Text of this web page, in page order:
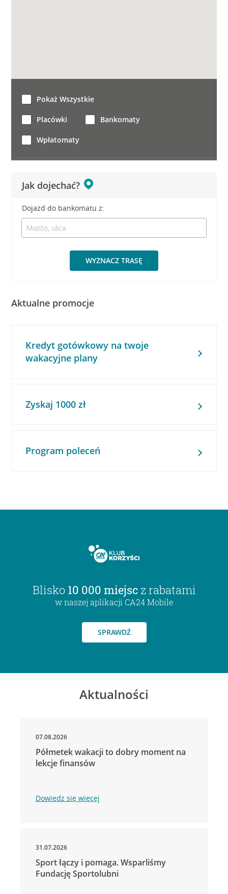
Jak dojechać?
Dojazd do bankomatu z:
WYZNACZ TRASĘ
Pokaż Wszystkie
Placówki Bankomaty
Wpłatomaty
Aktualne promocje
Kredyt gotówkowy na twoje
wakacyjne plany
Zyskaj 1000 zł
Program poleceń
Blisko 10 000 miejsc z rabatami
w naszej aplikacji CA24 Mobile
SPRAWDŹ
Aktualności
07.08.2026
Półmetek wakacji to dobry moment na
lekcje finansów
Dowiedz się więcej
31.07.2026
Sport łączy i pomaga. Wsparliśmy
Fundację Sportolubni